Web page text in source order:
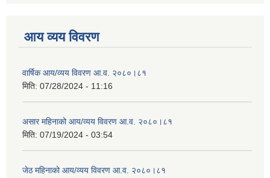
आय व्यय विवरण
वार्षिक आय/व्यय विवरण आ.व. २०८०।८१
मिति: 07/28/2024 - 11:16
असार महिनाको आय/व्यय विवरण आ.व. २०८०।८१
मिति: 07/19/2024 - 03:54
जेठ महिनाको आय/व्यय विवरण आ.व. २०८०।८१